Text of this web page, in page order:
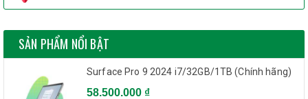
SẢN PHẨM NỔI BẬT
Surface Pro 9 2024 i7/32GB/1TB (Chính hãng)
58.500.000 ₫